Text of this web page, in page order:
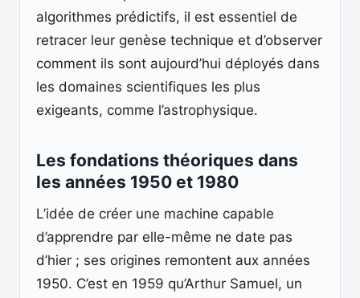
algorithmes prédictifs, il est essentiel de
retracer leur genèse technique et d’observer
comment ils sont aujourd’hui déployés dans
les domaines scientifiques les plus
exigeants, comme l’astrophysique.
Les fondations théoriques dans
les années 1950 et 1980
L’idée de créer une machine capable
d’apprendre par elle-même ne date pas
d’hier ; ses origines remontent aux années
1950. C’est en 1959 qu’Arthur Samuel, un